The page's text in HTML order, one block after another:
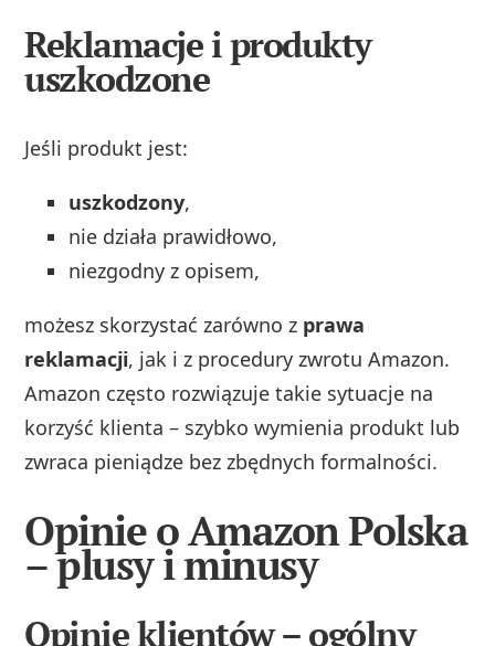
Reklamacje i produkty
uszkodzone
Jeśli produkt jest:
uszkodzony,
nie działa prawidłowo,
niezgodny z opisem,
możesz skorzystać zarówno z prawa
reklamacji, jak i z procedury zwrotu Amazon.
Amazon często rozwiązuje takie sytuacje na
korzyść klienta – szybko wymienia produkt lub
zwraca pieniądze bez zbędnych formalności.
Opinie o Amazon Polska
– plusy i minusy
Opinie klientów – ogólny